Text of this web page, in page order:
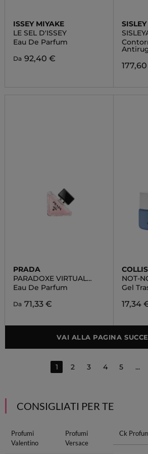
ISSEY MIYAKE
LE SEL D'ISSEY
Eau De Parfum
Da 92,40 €
SISLEY
PRADA
PARADOXE VIRTUAL
FLOWER
Eau De Parfum
Da 71,33 €
NOT-
Gel
17,34
VAI ALLA PAGINA
1 2 3 4 5 ...
CONSIGLIATI PER TE
Profumi
Valentino
Profumi
Versace
Ck